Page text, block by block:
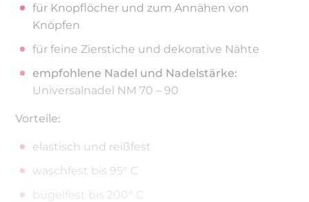
für Knopflöcher und zum Annähen von
Knöpfen
für feine Zierstiche und dekorative Nähte
empfohlene Nadel und Nadelstärke:
Universalnadel NM 70 – 90
Vorteile:
elastisch und reißfest
waschfest bis 95° C
bügelfest bis 200° C